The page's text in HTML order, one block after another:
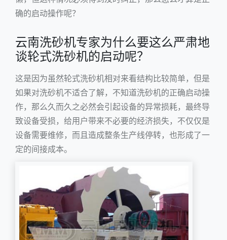
确的启动操作呢？
云南洗砂机专家为什么要这么严肃地
谈轮式洗砂机的启动呢？
这是因为虽然轮式洗砂机相对来看结构比较简单，但是
如果对洗砂机不适合了解，不知道洗砂机的正确启动操
作，那么久而久之必然会引起设备的异常损耗，最终导
致设备受损，给用户带来不必要的经济损失，不仅仅是
设备需要维修，而且造成整条生产线停转，也形成了一
定的间接成本。